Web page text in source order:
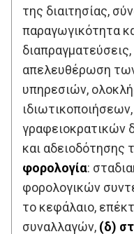
της διαιτησίας,
παραγωγικότητα
διαπραγματεύσεις,
απελευθέρωση
υπηρεσιών,
γραφειοκρατικών
και αδειοδότησης
φορολογία:
φορολογικών
το κεφάλαιο,
συναλλαγών, (δ)